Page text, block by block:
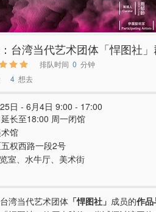
台湾当代艺术团体「悍图社
排队时间 0 分钟
4 想去
日 - 6月4日 9:00 - 17:00
长至18:00 周一闭馆
馆
权西路一段2号
室、水牛厅、美术街
湾当代艺术团体 「悍图社」 成员的作品